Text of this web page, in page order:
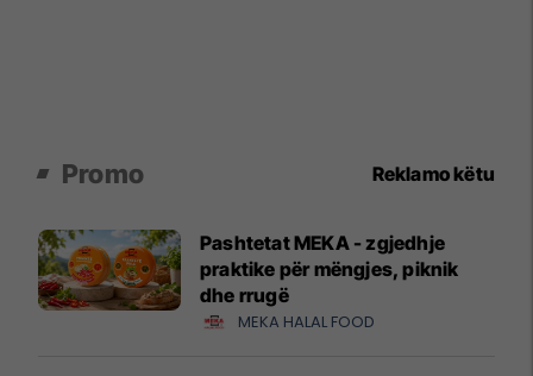
Promo Reklamo këtu
Pashtetat MEKA - zgjedhje
praktike për mëngjes, piknik
dhe rrugë
MEKA HALAL FOOD